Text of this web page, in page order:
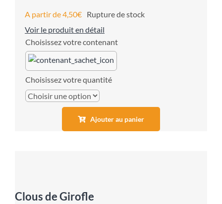
A partir de4,50€ Rupture de stock
Voir le produit en détail
contenant
quantité
Ajouter au panier
Clous de Girofle